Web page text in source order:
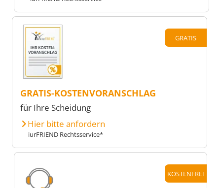
GRATIS
GRATIS-KOSTENVORANSCHLAG
für Ihre Scheidung
Hier bitte anfordern
iurFRIEND Rechtsservice*
KOSTENFREI